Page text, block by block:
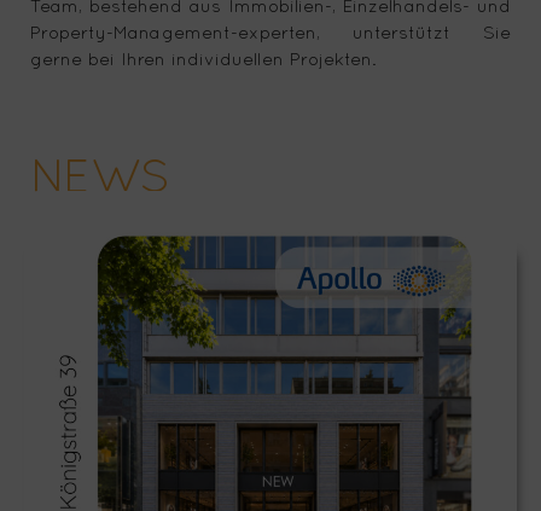
Team, bestehend aus Immobilien-, Einzelhandels- und
Property-Management-experten, unterstützt Sie
gerne bei Ihren individuellen Projekten.
NEWS
Stuttgart: Apollo eröffnet neuen Flagship in Toplage!
≫